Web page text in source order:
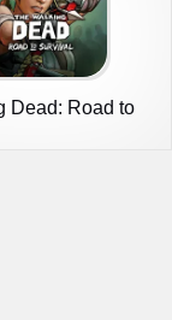
Dead: Road to